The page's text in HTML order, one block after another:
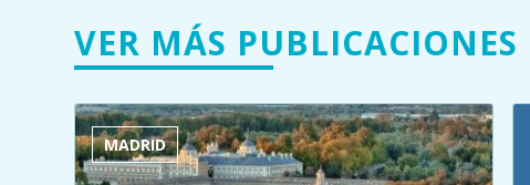
VER MÁS PUBLICACIONES
MADRID